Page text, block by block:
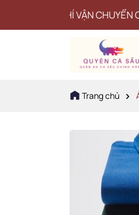
VẬN CHUYỂN CHO ĐƠN
Trang chủ